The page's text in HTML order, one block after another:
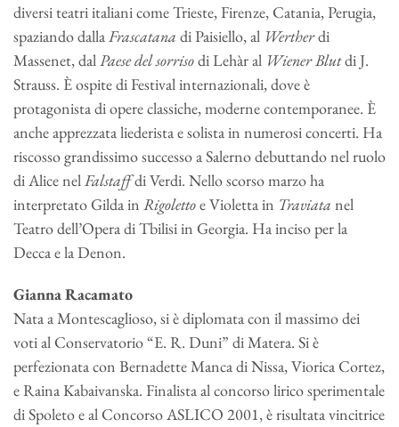
diversi teatri italiani come Trieste, Firenze, Catania, Perugia,
spaziando dallaFrascatana di Paisiello, al Wertherdi
Massenet, dalPaese del sorrisodi Lehàr al Wiener Blutdi J.
Strauss. È ospite di Festival internazionali, dove è
protagonista di opere classiche, moderne contemporanee. È
anche apprezzata liederista e solista in numerosi concerti. Ha
riscosso grandissimo successo a Salerno debuttando nel ruolo
di Alice nelFalstaffdi Verdi. Nello scorso marzo ha
interpretato Gilda in Rigolettoe Violetta in Traviata nel
Teatro dell’Opera di Tbilisi in Georgia. Ha inciso per la
Decca e la Denon.
Gianna Racamato
Nata a Montescaglioso, si è diplomata con il massimo dei
voti al Conservatorio “E. R. Duni” di Matera. Si è
perfezionata con Bernadette Manca di Nissa, Viorica Cortez,
e Raina Kabaivanska. Finalista al concorso lirico sperimentale
di Spoleto e al Concorso ASLICO 2001, è risultata vincitrice